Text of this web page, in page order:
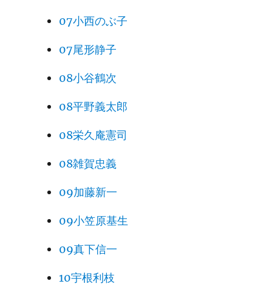
07小西のぶ子
07尾形静子
08小谷鶴次
08平野義太郎
08栄久庵憲司
08雑賀忠義
09加藤新一
09小笠原基生
09真下信一
10宇根利枝